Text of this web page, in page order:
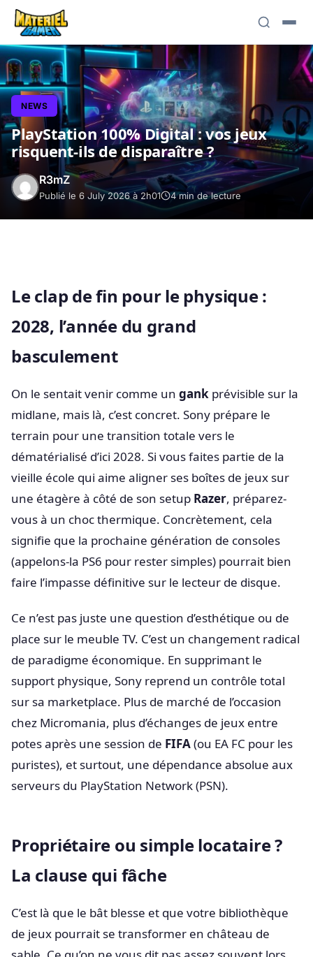
NEWS
PlayStation 100% Digital : vos jeux
risquent-ils de disparaître ?
R3mZ
Publié le 6 July 2026 à 2h01 4 min de lecture
Le clap de fin pour le physique :
2028, l’année du grand
basculement
On le sentait venir comme un gank prévisible sur la
midlane, mais là, c’est concret. Sony prépare le
terrain pour une transition totale vers le
dématérialisé d’ici 2028. Si vous faites partie de la
vieille école qui aime aligner ses boîtes de jeux sur
une étagère à côté de son setup Razer, préparez-
vous à un choc thermique. Concrètement, cela
signifie que la prochaine génération de consoles
(appelons-la PS6 pour rester simples) pourrait bien
faire l’impasse définitive sur le lecteur de disque.
Ce n’est pas juste une question d’esthétique ou de
place sur le meuble TV. C’est un changement radical
de paradigme économique. En supprimant le
support physique, Sony reprend un contrôle total
sur sa marketplace. Plus de marché de l’occasion
chez Micromania, plus d’échanges de jeux entre
potes après une session de FIFA(ou EA FC pour les
puristes), et surtout, une dépendance absolue aux
serveurs du PlayStation Network (PSN).
Propriétaire ou simple locataire ?
La clause qui fâche
C’est là que le bât blesse et que votre bibliothèque
de jeux pourrait se transformer en château de